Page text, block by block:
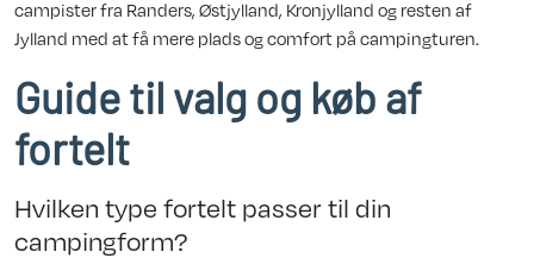
campister fra Randers, Østjylland, Kronjylland og resten af
Jylland med at få mere plads og comfort på campingturen.
Guide til valg og køb af
fortelt
Hvilken type fortelt passer til din
campingform?